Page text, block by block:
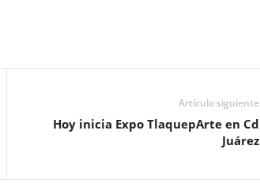
Artículo siguiente
Hoy inicia Expo TlaquepArte en Cd
Juárez